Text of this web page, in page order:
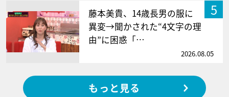
5
藤本美貴、14歳長男の服に
異変→聞かされた“4文字の理
由”に困惑「…
2026.08.05
もっと見る